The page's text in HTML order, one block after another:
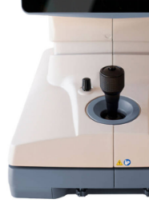
В, 50/60 Гц.
мощность: 100
320 мм (Ш) x
18 кг
Принтер USB,
PDF в сетевой
PDF или
папке или на USB.
Windows 10 64-